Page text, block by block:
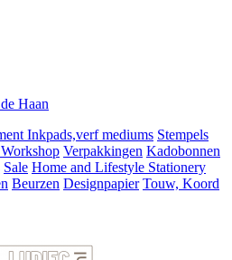
Haan
Inkpads,verf mediums Stempels
Verpakkingen Kadobonnen
Sale Home and Lifestyle Stationery
Beurzen Designpapier Touw, Koord